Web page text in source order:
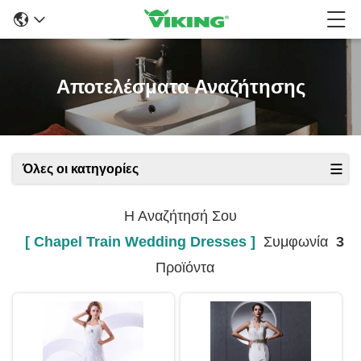
Αποτελέσματα Αναζήτησης
Όλες οι κατηγορίες
Η Αναζήτησή Σου
[ Chapel Train Wedding Dresses ]
Συμφωνία 3
Προϊόντα